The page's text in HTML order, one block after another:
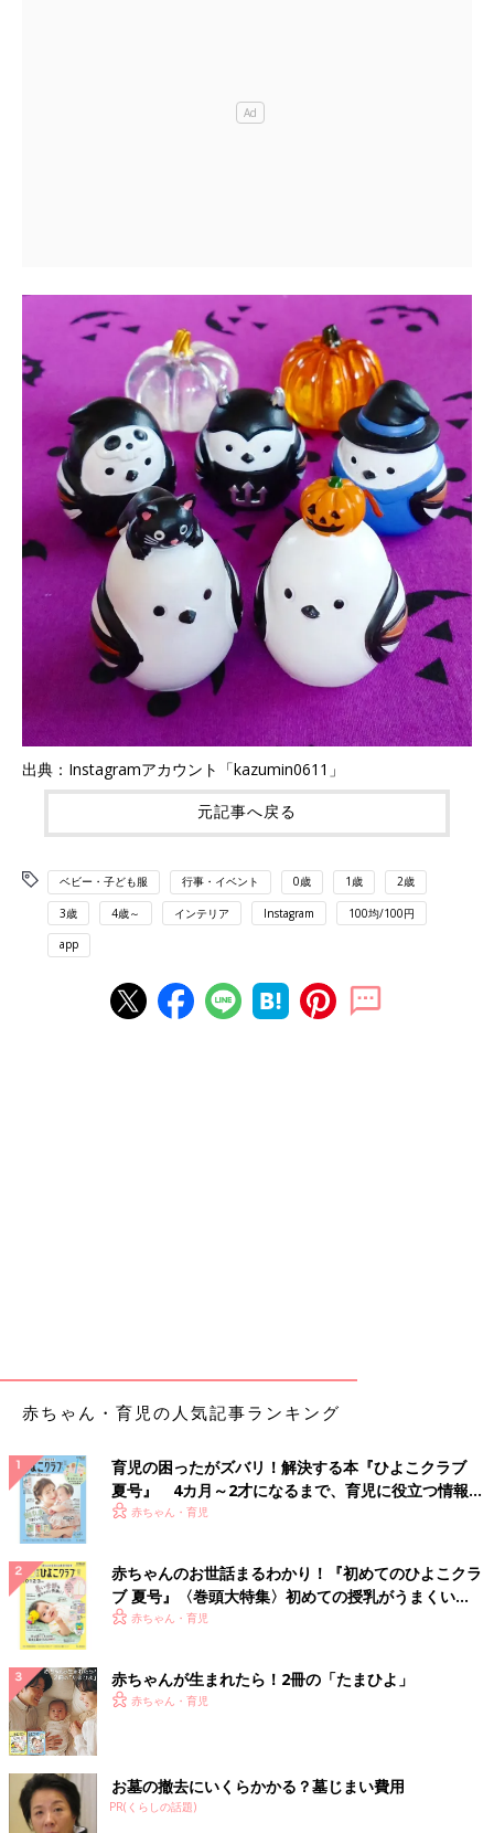
出典：Instagramアカウント「kazumin0611」
元記事へ戻る
ベビー・子ども服 行事・イベント 0歳 1歳 2歳
3歳 4歳～ インテリア Instagram 100均/100円
app
赤ちゃん・育児の人気記事ランキング
育児の困ったがズバリ！解決する本『ひよこクラブ
夏号』 4カ月～2才になるまで、育児に役立つ情報が
いっぱい！
赤ちゃん・育児
赤ちゃんのお世話まるわかり！『初めてのひよこクラ
ブ 夏号』〈巻頭大特集〉初めての授乳がうまくい
く！ おっぱい・ミルクの基本と夏のトラブル 解決テ
赤ちゃん・育児
赤ちゃんが生まれたら！2冊の「たまひよ」
赤ちゃん・育児
お墓の撤去にいくらかかる？墓じまい費用
PR(くらしの話題)